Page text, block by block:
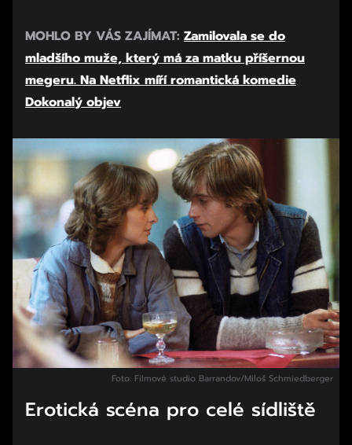
MOHLO BY VÁS ZAJÍMAT: Zamilovala se do
mladšího muže, který má za matku příšernou
megeru. Na Netflix míří romantická komedie
Dokonalý objev
Foto: Filmové studio Barrandov/Miloš Schmiedberger
Erotická scéna pro celé sídliště